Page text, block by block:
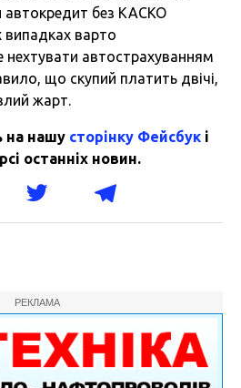
автокредит без КАСКО
випадках варто
нехтувати автострахуванням
що скупий платить двічі,
жарт.
на нашу сторінку Фейсбук і
останніх новин.
РЕКЛАМА